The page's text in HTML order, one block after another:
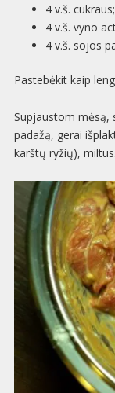
4 v.š. cukraus;
4 v.š. vyno
4 v.š. sojos
Paste­bė­kit kaip
Supjaus­tom mėsą,
padažą, gerai
karštų ryžių), miltus.